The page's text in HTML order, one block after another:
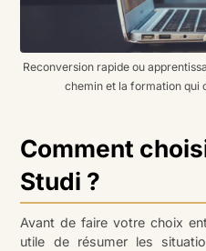
Reconversion rapide ou
chemin et la formation qui
Comment
Studi ?
Avant de faire votre choix
utile de résumer les